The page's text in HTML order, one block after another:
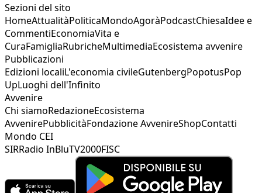
Sezioni del sito
HomeAttualitàPoliticaMondoAgoràPodcastChiesaIdee e
CommentiEconomiaVita e
CuraFamigliaRubricheMultimediaEcosistema avvenire
Pubblicazioni
Edizioni localiL'economia civileGutenbergPopotusPop
UpLuoghi dell'Infinito
Avvenire
Chi siamoRedazioneEcosistema
AvvenirePubblicitàFondazione AvvenireShopContatti
Mondo CEI
SIRRadio InBluTV2000FISC